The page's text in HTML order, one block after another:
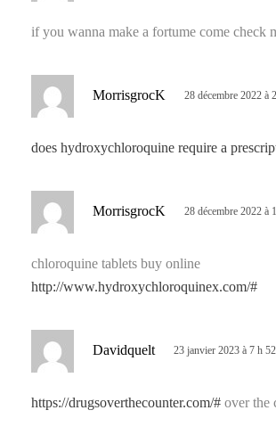
if you wanna make a fortume come check
MorrisgrocK 28 décembre 2022 à
does hydroxychloroquine require a
MorrisgrocK
:
28 décembre 2022 à
chloroquine tablets buy online
http://www.hydroxychloroquinex.com/#
Davidquelt 23 janvier 2023 à 7 h
https://drugsoverthecounter.com/# over the